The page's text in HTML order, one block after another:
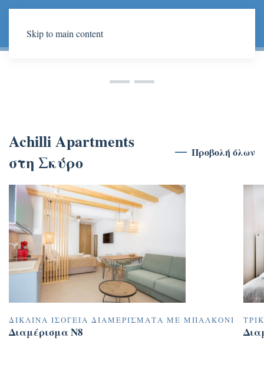
Skip to main content
Achilli Apartments
Achilli Apartments
στη Σκύρο
Προβολή όλων
ΔΊΚΛΙΝΑ ΙΣΌΓΕΙΑ ΔΙΑΜΕΡΊΣΜΑΤΑ ΜΕ ΜΠΑΛΚΌΝΙ
Διαμέρισμα N8